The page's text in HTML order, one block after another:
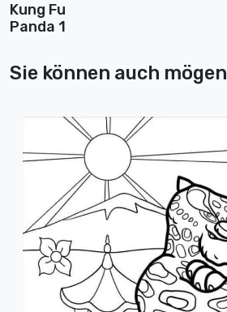
Kung Fu
Panda 1
Sie können auch mögen